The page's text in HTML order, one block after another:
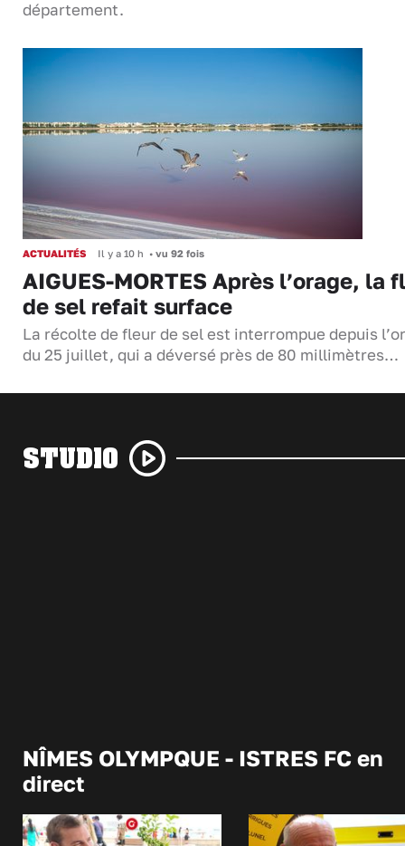
département.
ACTUALITÉS Il y a 10 h • vu 92 fois
AIGUES-MORTES Après l’orage, la
de sel refait surface
La récolte de fleur de sel est interrompue depuis
du 25 juillet, qui a déversé près de 80 millimètres…
STUDIO
NÎMES OLYMPQUE - ISTRES FC en
direct